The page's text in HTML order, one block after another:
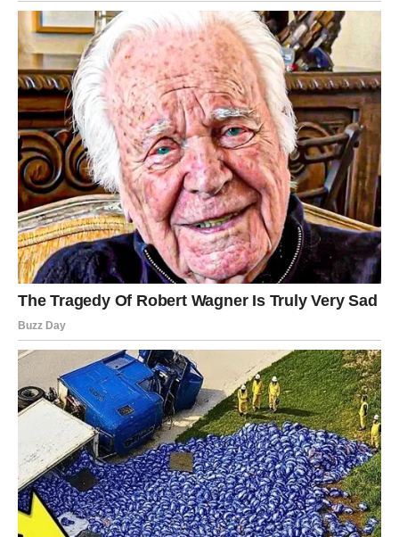
Rakovi su među znakovima kojima 9. mart može doneti
najlepše ljubavne trenutke. Ovaj dan budi duboke
emocije i donosi priliku za pomirenje, priznanja i nove
početke.
Ako ste u vezi, partner može pokazati koliko mu je stalo
do vas kroz iskren razgovor ili neočekivani gest pažnje.
Ovo može dodatno ojačati vaš odnos.
Slobodni Rakovi mogli bi upoznati osobu koja će u njima
probuditi osećaj sigurnosti i topline kakav dugo nisu
osetili.
Za neke Rakove ovaj dan može označiti početak ljubavi
koja ima potencijal da traje veoma dugo.
Lav
Lavovi danas mogu doživeti pravi ljubavni preokret.
Osoba koja vam se dopada možda konačno odluči da
napravi prvi korak.